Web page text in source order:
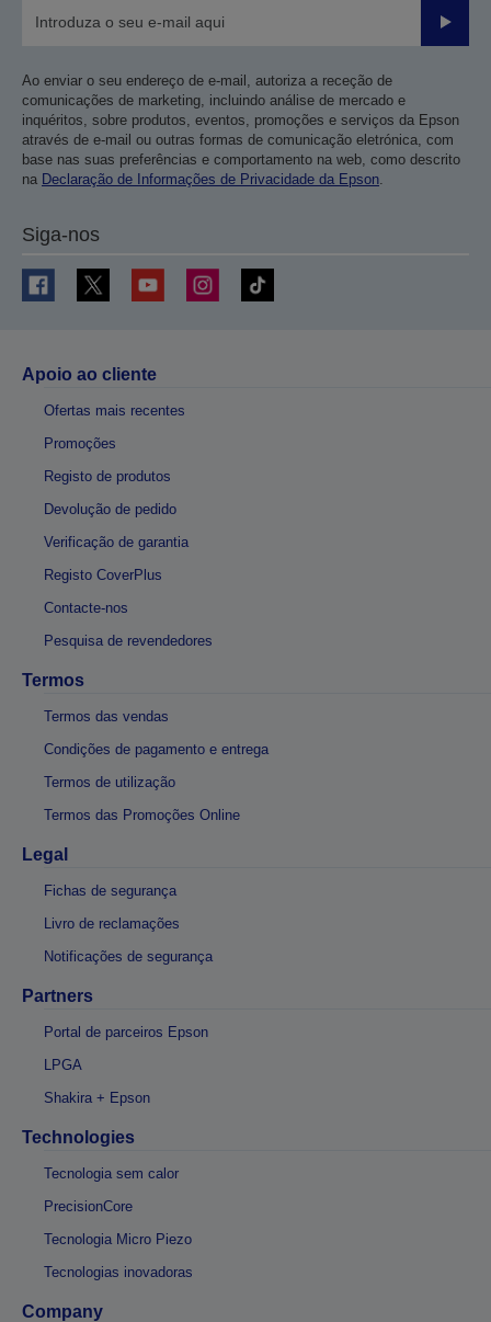
Enviar
Ao enviar o seu endereço de e-mail, autoriza a receção de
comunicações de marketing, incluindo análise de mercado e
inquéritos, sobre produtos, eventos, promoções e serviços da Epson
através de e-mail ou outras formas de comunicação eletrónica, com
base nas suas preferências e comportamento na web, como descrito
na Declaração de Informações de Privacidade da Epson.
Siga-nos
Apoio ao cliente
Ofertas mais recentes
Promoções
Registo de produtos
Devolução de pedido
Verificação de garantia
Registo CoverPlus
Contacte-nos
Pesquisa de revendedores
Termos
Termos das vendas
Condições de pagamento e entrega
Termos de utilização
Termos das Promoções Online
Legal
Fichas de segurança
Livro de reclamações
Notificações de segurança
Partners
Portal de parceiros Epson
LPGA
Shakira + Epson
Technologies
Tecnologia sem calor
PrecisionCore
Tecnologia Micro Piezo
Tecnologias inovadoras
Company